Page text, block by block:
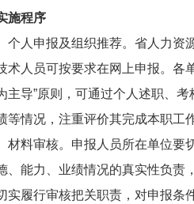
施程序
个人申报及组织推荐。省人力
术人员可按要求在网上申报。各
主导”原则，可通过个人述职、
等情况，注重评价其完成本职工
材料审核。申报人员所在单位
、能力、业绩情况的真实性负
实履行审核把关职责，对申报条